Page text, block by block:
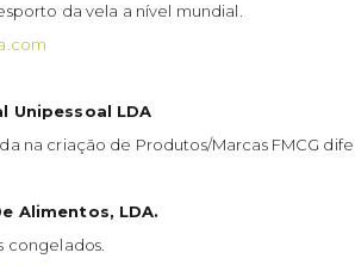
da vela a nível mundial.
Unipessoal LDA
na criação de Produtos/Marcas FMCG
Alimentos, LDA.
congelados.